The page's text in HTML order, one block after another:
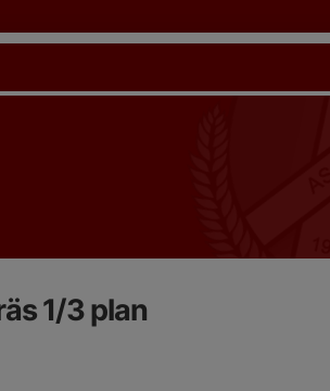
1/3 plan